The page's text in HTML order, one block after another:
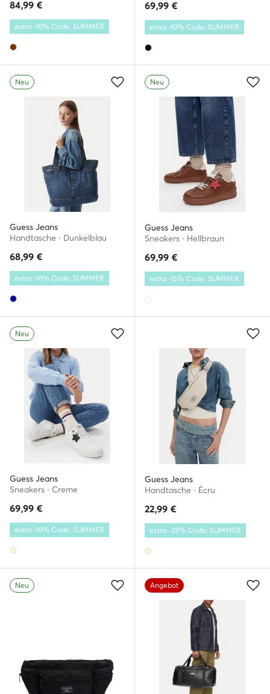
84,99 €
extra -10% Code: SUMMER
69,99 €
extra -10% Code: SUMMER
Neu
Guess Jeans
Handtasche · Dunkelblau
68,99 €
extra -10% Code: SUMMER
Neu
Guess Jeans
Sneakers · Hellbraun
69,99 €
extra -15% Code: SUMMER
Neu
Guess Jeans
Sneakers · Creme
69,99 €
extra -10% Code: SUMMER
Guess Jeans
Handtasche · Écru
22,99 €
extra -25% Code: SUMMER
Neu Angebot